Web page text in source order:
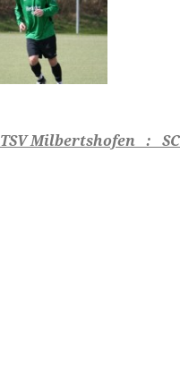
TSV Milbertshofen : SC